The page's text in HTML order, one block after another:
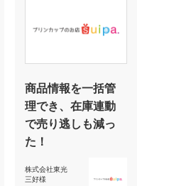
商品情報を一括管
理でき、在庫連動
で売り逃しも減っ
た！
株式会社東光
三好様